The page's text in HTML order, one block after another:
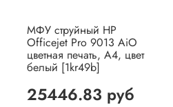
МФУ струйный HP
Officejet Pro 9013 AiO
цветная печать, A4, цвет
белый [1kr49b]
25446.83 руб